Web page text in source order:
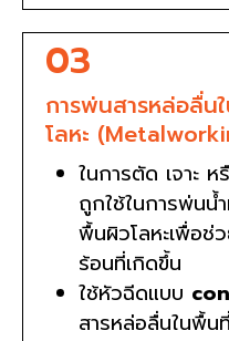
03
การพ่นสารหล่อลื่น
โลหะ
ในการตัด เจาะ
ถูกใช้ในการพ่นน้
พื้นผิวโลหะเพื่อช่
ร้อนที่เกิดขึ้น
ใช้หัวฉีดแบบ
สารหล่อลื่นในพื้น